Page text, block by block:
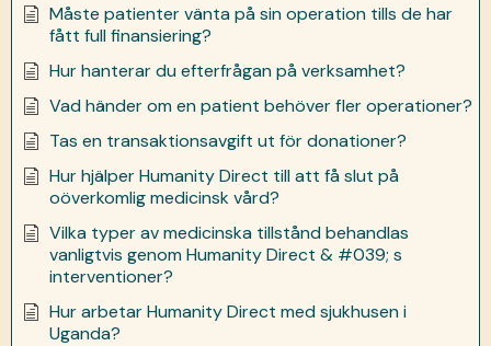
Måste patienter vänta på sin operation tills de har
fått full finansiering?
Hur hanterar du efterfrågan på verksamhet?
Vad händer om en patient behöver fler operationer?
Tas en transaktionsavgift ut för donationer?
Hur hjälper Humanity Direct till att få slut på
oöverkomlig medicinsk vård?
Vilka typer av medicinska tillstånd behandlas
vanligtvis genom Humanity Direct & #039; s
interventioner?
Hur arbetar Humanity Direct med sjukhusen i
Uganda?